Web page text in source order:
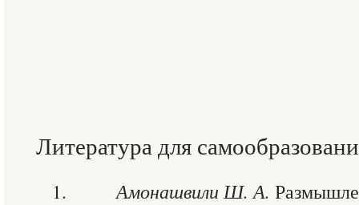
Литература для
1.Амонашвили Ш. А.